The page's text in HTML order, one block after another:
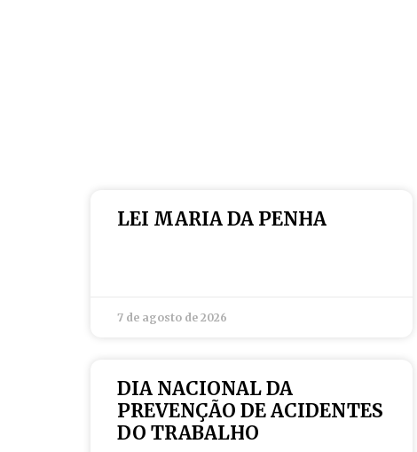
LEI MARIA DA PENHA
7 de agosto de 2026
DIA NACIONAL DA
PREVENÇÃO DE ACIDENTES
DO TRABALHO